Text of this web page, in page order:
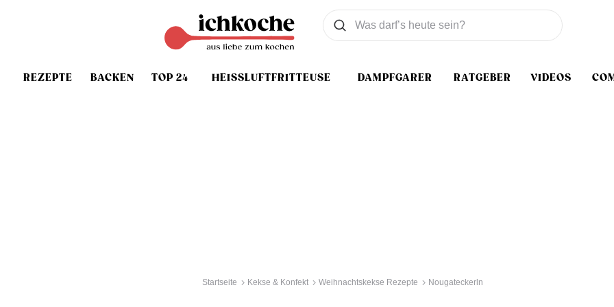
REZEPTE BACKEN TOP 24 HEISSLUFTFRITTEUSE DAMPFGARER RATGEBER VIDEOS
Was wollen Sie suchen
Suchen
Startseite Kekse & Konfekt Weihnachtskekse Rezepte Nougateckerln